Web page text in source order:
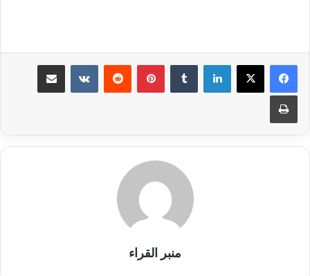
لينكدإن بينتيريست
طباعة
منبر القراء